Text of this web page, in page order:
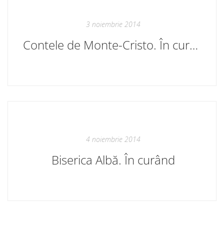
3 noiembrie 2014
Contele de Monte-Cristo. În curând
4 noiembrie 2014
Biserica Albă. În curând